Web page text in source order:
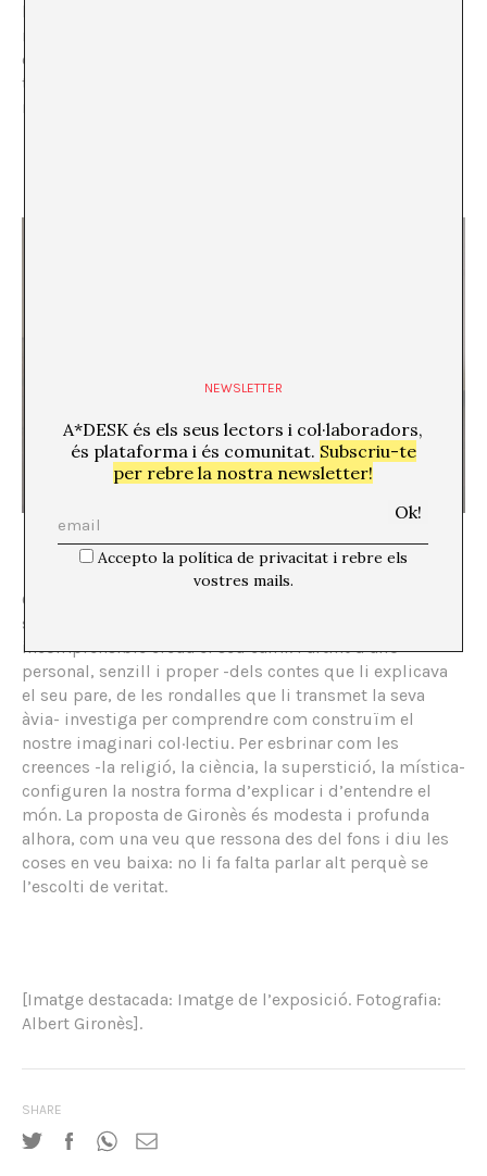
l’exposició, de representar allò que no es pot
representar: una aparició, una al·lucinació, un fenomen
extraordinari. El fet meravellós, l’experiència
transcendental, que es percep i es viu però ni es capta
ni s’explica.
Imatge de l’exposició. Fotografia: teresa w.
Gironès persegueix sempre un misteri que perdura
sense resoldre, quan allò meravellós, inusual i
incomprensible creua el seu camí. Partint d’allò
personal, senzill i proper -dels contes que li explicava
el seu pare, de les rondalles que li transmet la seva
àvia- investiga per comprendre com construïm el
nostre imaginari col·lectiu. Per esbrinar com les
creences -la religió, la ciència, la superstició, la mística-
configuren la nostra forma d’explicar i d’entendre el
món. La proposta de Gironès és modesta i profunda
alhora, com una veu que ressona des del fons i diu les
coses en veu baixa: no li fa falta parlar alt perquè se
l’escolti de veritat.
[Imatge destacada: Imatge de l’exposició. Fotografia:
Albert Gironès].
SHARE
NEWSLETTER
A*DESK és els seus lectors i col·laboradors,
és plataforma i és comunitat. Subscriu-te
per rebre la nostra newsletter!
Accepto la política de privacitat i rebre els
vostres mails.